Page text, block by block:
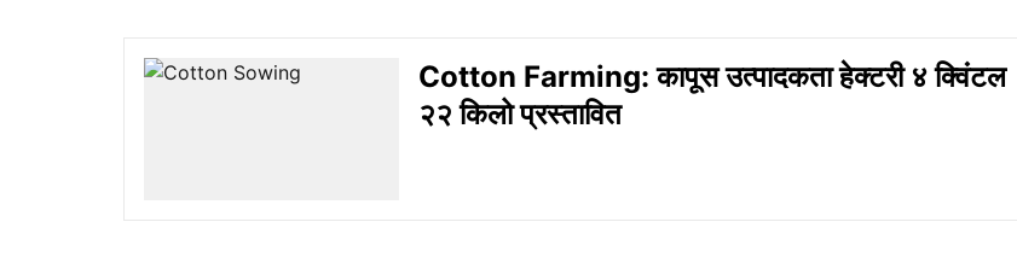
Cotton Farming: कापूस उत्पादकता हेक्टरी ४ क्विंटल
२२ किलो प्रस्तावित